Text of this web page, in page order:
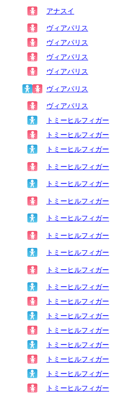
アナスイ
ヴィアパリス
ヴィアパリス
ヴィアパリス
ヴィアパリス
ヴィアパリス
ヴィアパリス
トミーヒルフィガー
トミーヒルフィガー
トミーヒルフィガー
トミーヒルフィガー
トミーヒルフィガー
トミーヒルフィガー
トミーヒルフィガー
トミーヒルフィガー
トミーヒルフィガー
トミーヒルフィガー
トミーヒルフィガー
トミーヒルフィガー
トミーヒルフィガー
トミーヒルフィガー
トミーヒルフィガー
トミーヒルフィガー
トミーヒルフィガー
トミーヒルフィガー